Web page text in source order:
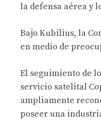
la defensa aérea y
Bajo Kubilius, la
en medio de
El seguimiento de
servicio satelital
ampliamente
poseer una